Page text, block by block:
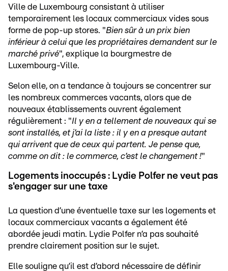
Ville de Luxembourg consistant à utiliser
temporairement les locaux commerciaux vides sous
forme de pop-up stores. "Bien sûr à un prix bien
inférieur à celui que les propriétaires demandent sur le
marché privé", explique la bourgmestre de
Luxembourg-Ville.
Selon elle, on a tendance à toujours se concentrer sur
les nombreux commerces vacants, alors que de
nouveaux établissements ouvrent également
régulièrement : "Il y en a tellement de nouveaux qui se
sont installés, et j’ai la liste : il y en a presque autant
qui arrivent que de ceux qui partent. Je pense que,
comme on dit : le commerce, c’est le changement !"
Logements inoccupés : Lydie Polfer ne veut pas
s'engager sur une taxe
La question d’une éventuelle taxe sur les logements et
locaux commerciaux vacants a également été
abordée jeudi matin. Lydie Polfer n’a pas souhaité
prendre clairement position sur le sujet.
Elle souligne qu’il est d’abord nécessaire de définir